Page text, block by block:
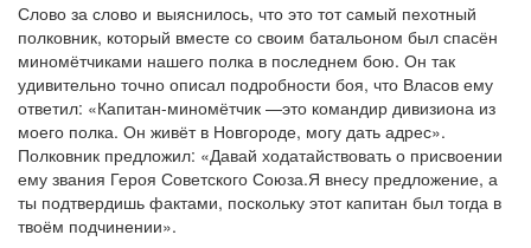
Слово за слово и выяснилось, что это тот самый пехотный
полковник, который вместе со своим батальоном был спасён
миномётчиками нашего полка в последнем бою. Он так
удивительно точно описал подробности боя, что Власов ему
ответил: «Капитан-миномётчик —это командир дивизиона из
моего полка. Он живёт в Новгороде, могу дать адрес».
Полковник предложил: «Давай ходатайствовать о присвоении
ему звания Героя Советского Союза.Я внесу предложение, а
ты подтвердишь фактами, поскольку этот капитан был тогда в
твоём подчинении».